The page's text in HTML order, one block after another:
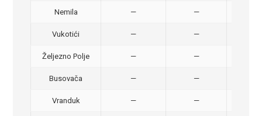
Nemila — —
Vukotići — —
Željezno Polje — —
Busovača — —
Vranduk — —